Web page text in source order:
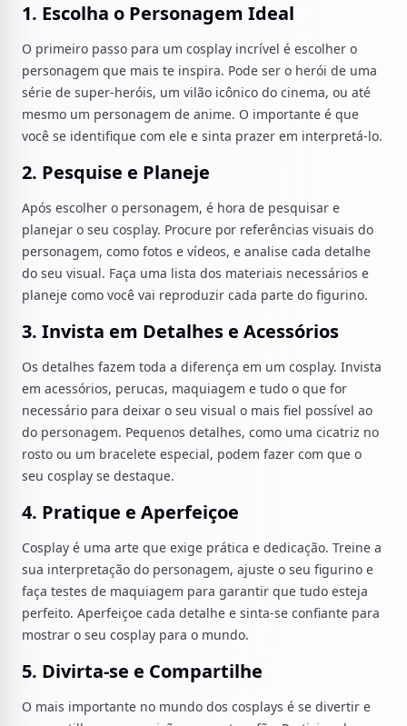
1. Escolha o Personagem Ideal
O primeiro passo para um cosplay incrível é escolher o
personagem que mais te inspira. Pode ser o herói de uma
série de super-heróis, um vilão icônico do cinema, ou até
mesmo um personagem de anime. O importante é que
você se identifique com ele e sinta prazer em interpretá-lo.
2. Pesquise e Planeje
Após escolher o personagem, é hora de pesquisar e
planejar o seu cosplay. Procure por referências visuais do
personagem, como fotos e vídeos, e analise cada detalhe
do seu visual. Faça uma lista dos materiais necessários e
planeje como você vai reproduzir cada parte do figurino.
3. Invista em Detalhes e Acessórios
Os detalhes fazem toda a diferença em um cosplay. Invista
em acessórios, perucas, maquiagem e tudo o que for
necessário para deixar o seu visual o mais fiel possível ao
do personagem. Pequenos detalhes, como uma cicatriz no
rosto ou um bracelete especial, podem fazer com que o
seu cosplay se destaque.
4. Pratique e Aperfeiçoe
Cosplay é uma arte que exige prática e dedicação. Treine a
sua interpretação do personagem, ajuste o seu figurino e
faça testes de maquiagem para garantir que tudo esteja
perfeito. Aperfeiçoe cada detalhe e sinta-se confiante para
mostrar o seu cosplay para o mundo.
5. Divirta-se e Compartilhe
O mais importante no mundo dos cosplays é se divertir e